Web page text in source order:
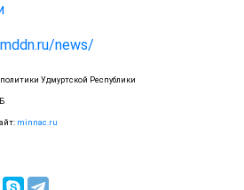
news/
Удмуртской Республики
minnac.ru